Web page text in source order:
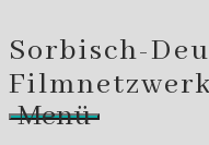
Sorbisch-
Menü